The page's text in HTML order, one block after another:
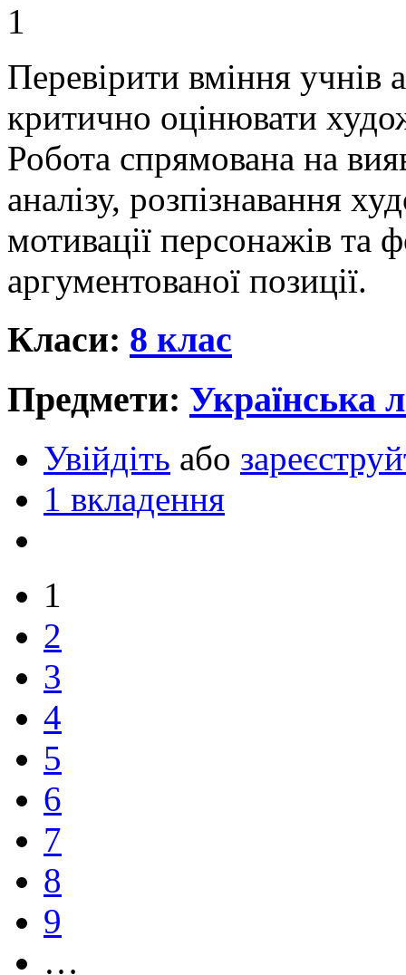
1
Перевірити вміння учнів
критично оцінювати
Робота спрямована на
аналізу, розпізнавання
мотивації персонажів та
аргументованої позиції.
Класи: 8 клас
Предмети: Українська
Увійдіть або
1 вкладення
1
2
3
4
5
6
7
8
9
…